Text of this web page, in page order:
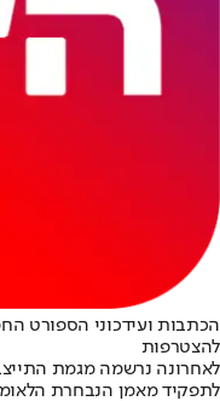
הכתבות ועידכוני הספורט
להצטרפות
לאחרונה נרשמה מגמת
לתפקיד מאמן הנבחרת